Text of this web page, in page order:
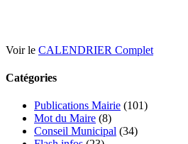
Voir le CALENDRIER Complet
Catégories
Publications Mairie (101)
Mot du Maire (8)
Conseil Municipal (34)